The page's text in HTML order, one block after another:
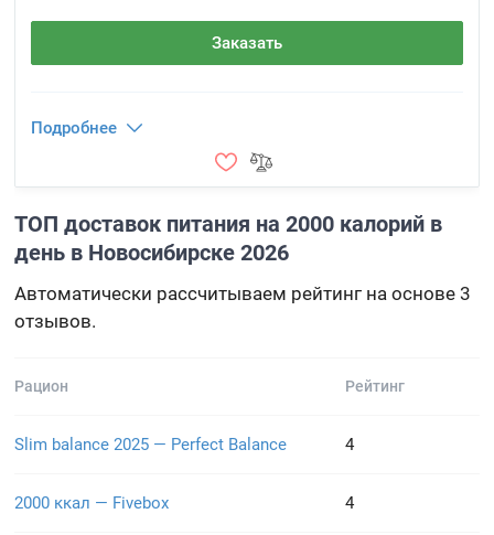
Заказать
Подробнее
ТОП доставок питания на 2000 калорий в
день в Новосибирске 2026
Автоматически рассчитываем рейтинг на основе 3
отзывов.
Рацион Рейтинг
Slim balance 2025 — Perfect Balance 4
2000 ккал — Fivebox 4